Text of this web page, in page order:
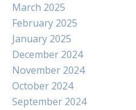
March 2025
February 2025
January 2025
December 2024
November 2024
October 2024
September 2024